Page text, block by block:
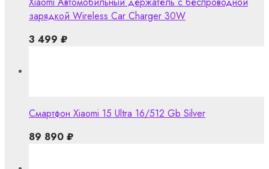
зарядкой Wireless Car Charger 30W
3 499 ₽
Смартфон Xiaomi 15 Ultra 16/512 Gb Silver
89 890 ₽